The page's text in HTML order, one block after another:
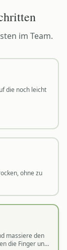
im Team.
die noch leicht
ohne zu
massiere den
die Finger und